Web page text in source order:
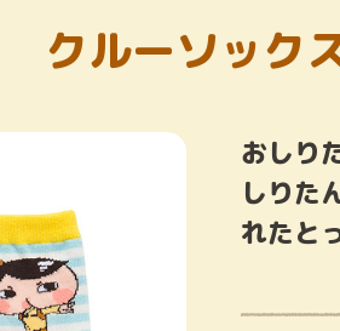
クルーソック
おしり
しりた
れたと